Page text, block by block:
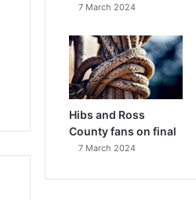
7 March 2024
Hibs and Ross
County fans on final
7 March 2024